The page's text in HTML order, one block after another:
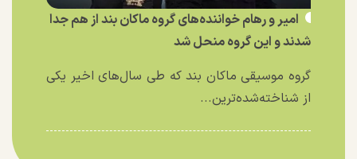
امیر و رهام خواننده‌های گروه ماکان بند از هم جدا
شدند و این گروه منحل شد
گروه موسیقی ماکان بند که طی سال‌های اخیر یکی
از شناخته‌شده‌ترین...